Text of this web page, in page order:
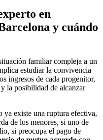
en
y cuándo
familiar compleja a un
estudiar la convivencia
ingresos de cada progenitor,
la posibilidad de alcanzar
ya existe una ruptura efectiva,
de los menores, si uno de
si preocupa el pago de